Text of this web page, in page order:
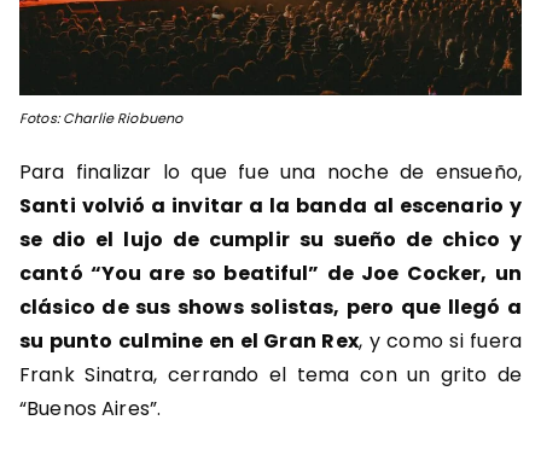
Fotos: Charlie Riobueno
Para finalizar lo que fue una noche de ensueño,
Santi volvió a invitar a la banda al escenario y
se dio el lujo de cumplir su sueño de chico y
cantó “You are so beatiful” de Joe Cocker, un
clásico de sus shows solistas, pero que llegó a
su punto culmine en el Gran Rex, y como si fuera
Frank Sinatra, cerrando el tema con un grito de
“Buenos Aires”.